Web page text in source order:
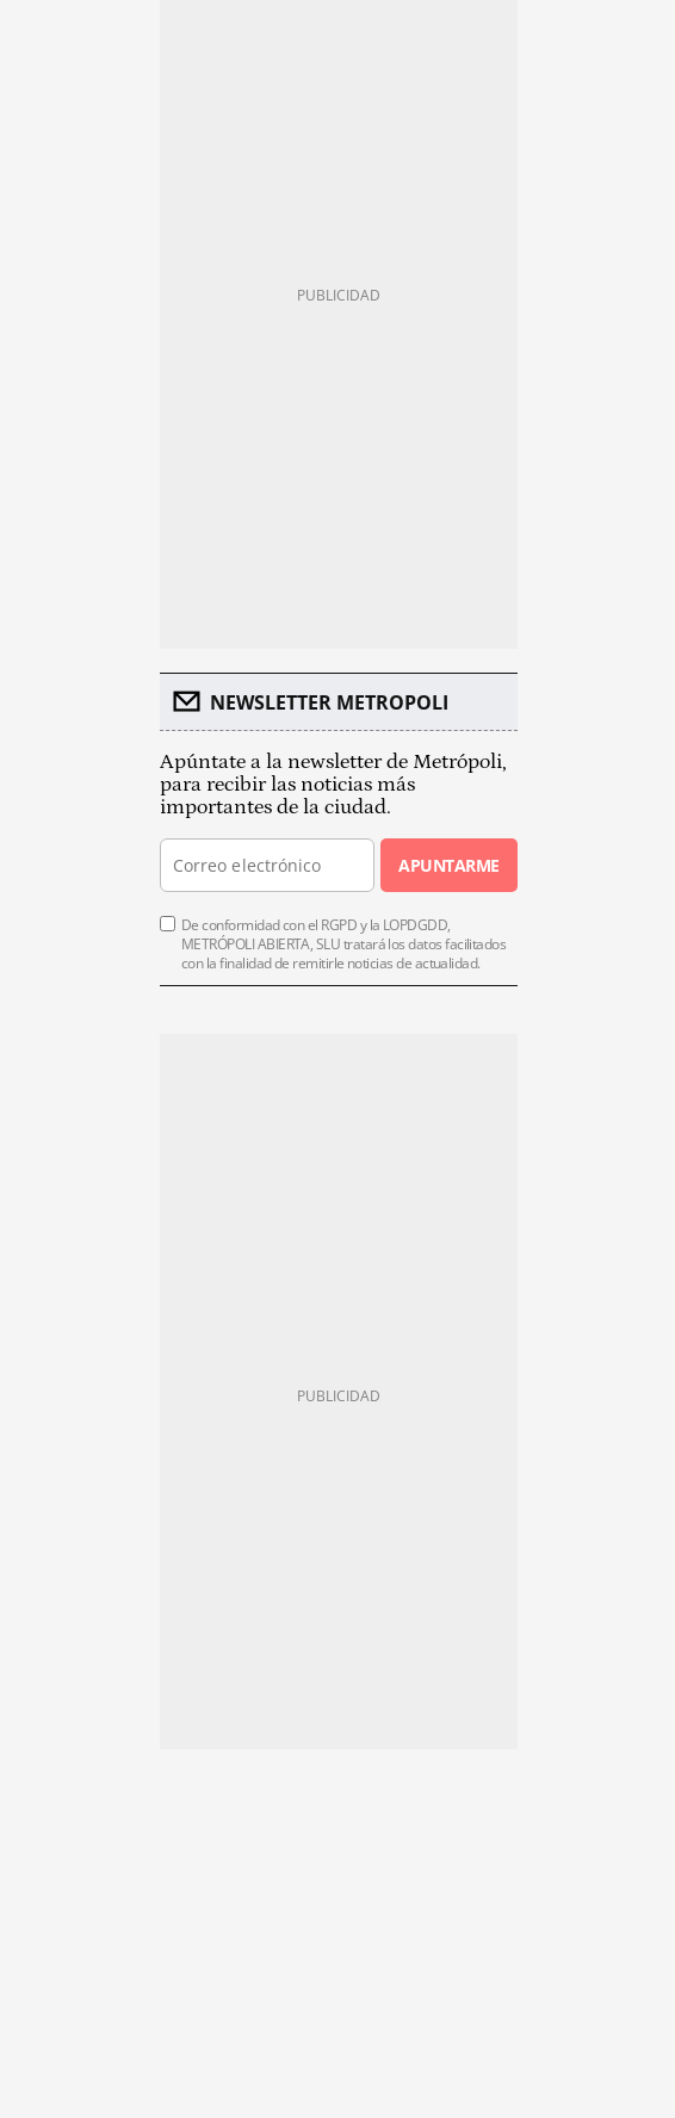
NEWSLETTER METROPOLI
Apúntate a la newsletter de Metrópoli,
para recibir las noticias más
importantes de la ciudad.
APUNTARME
De conformidad con el RGPD y la LOPDGDD,
METRÓPOLI ABIERTA, SLU tratará los datos facilitados
con la finalidad de remitirle noticias de actualidad.